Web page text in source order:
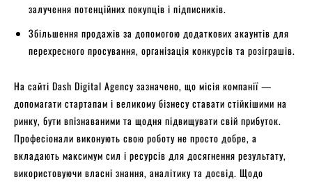
залучення потенційних покупців і підписників.
Збільшення продажів за допомогою додаткових акаунтів для
перехресного просування, організація конкурсів та розіграшів.
На сайті Dash Digital Agency зазначено, що місія компанії —
допомагати стартапам і великому бізнесу ставати стійкішими на
ринку, бути впізнаваними та щодня підвищувати свій прибуток.
Професіонали виконують свою роботу не просто добре, а
вкладають максимум сил і ресурсів для досягнення результату,
використовуючи власні знання, аналітику та досвід. Щодо